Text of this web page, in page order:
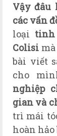
Vậy đâu
các vấn
loại tinh
Colisi
bài viết
cho
nghiệp
gian và
trì mái
hoàn hảo